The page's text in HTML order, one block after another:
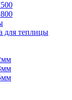
для теплицы